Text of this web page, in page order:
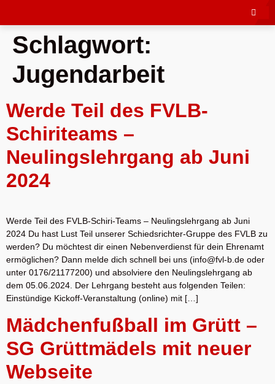
Schlagwort:
Jugendarbeit
Werde Teil des FVLB-
Schiriteams –
Neulingslehrgang ab Juni
2024
Werde Teil des FVLB-Schiri-Teams – Neulingslehrgang ab Juni
2024 Du hast Lust Teil unserer Schiedsrichter-Gruppe des FVLB zu
werden? Du möchtest dir einen Nebenverdienst für dein Ehrenamt
ermöglichen? Dann melde dich schnell bei uns (info@fvl-b.de oder
unter 0176/21177200) und absolviere den Neulingslehrgang ab
dem 05.06.2024. Der Lehrgang besteht aus folgenden Teilen:
Einstündige Kickoff-Veranstaltung (online) mit […]
Mädchenfußball im Grütt –
SG Grüttmädels mit neuer
Webseite